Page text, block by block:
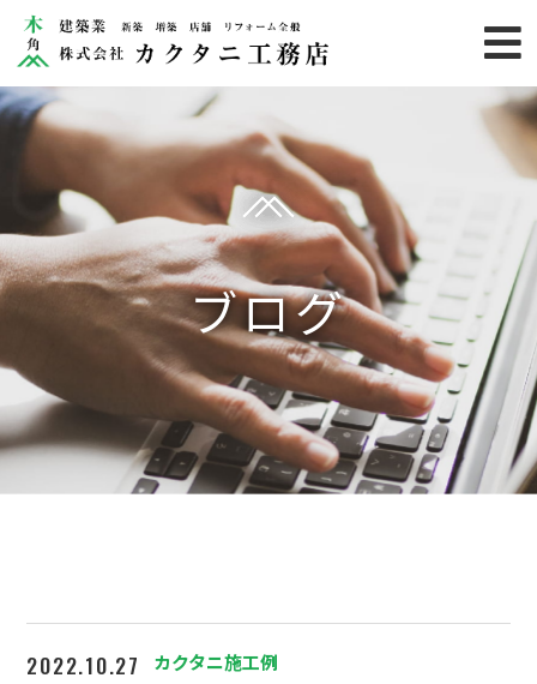
HOME
施工事例
カクタニ
りのらぼ
お客様の声
カクタニのこだわり
会社概要
ブログ
2022.10.27 カクタニ施工例